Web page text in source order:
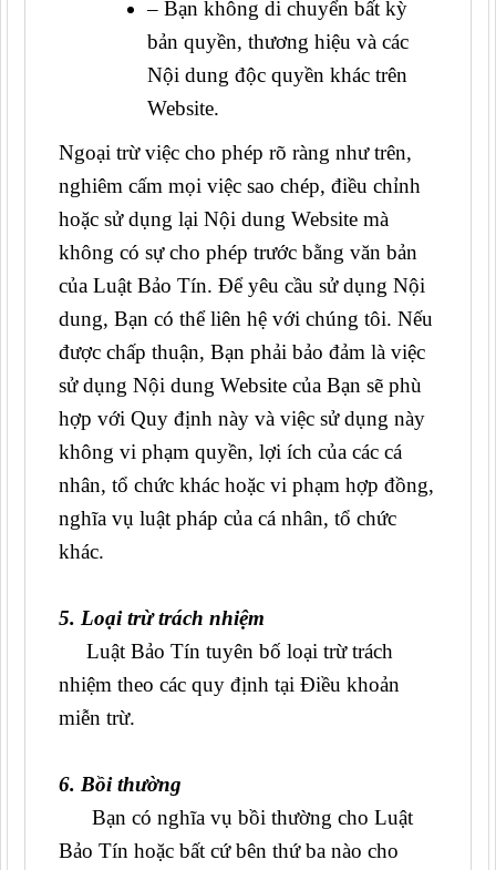
– Bạn không di chuyển bất kỳ
bản quyền, thương hiệu và các
Nội dung độc quyền khác trên
Website.
Ngoại trừ việc cho phép rõ ràng như trên,
nghiêm cấm mọi việc sao chép, điều chỉnh
hoặc sử dụng lại Nội dung Website mà
không có sự cho phép trước bằng văn bản
của Luật Bảo Tín. Để yêu cầu sử dụng Nội
dung, Bạn có thể liên hệ với chúng tôi. Nếu
được chấp thuận, Bạn phải bảo đảm là việc
sử dụng Nội dung Website của Bạn sẽ phù
hợp với Quy định này và việc sử dụng này
không vi phạm quyền, lợi ích của các cá
nhân, tổ chức khác hoặc vi phạm hợp đồng,
nghĩa vụ luật pháp của cá nhân, tổ chức
khác.
5. Loại trừ trách nhiệm
Luật Bảo Tín tuyên bố loại trừ trách
nhiệm theo các quy định tại Điều khoản
miễn trừ.
6. Bồi thường
Bạn có nghĩa vụ bồi thường cho Luật
Bảo Tín hoặc bất cứ bên thứ ba nào cho